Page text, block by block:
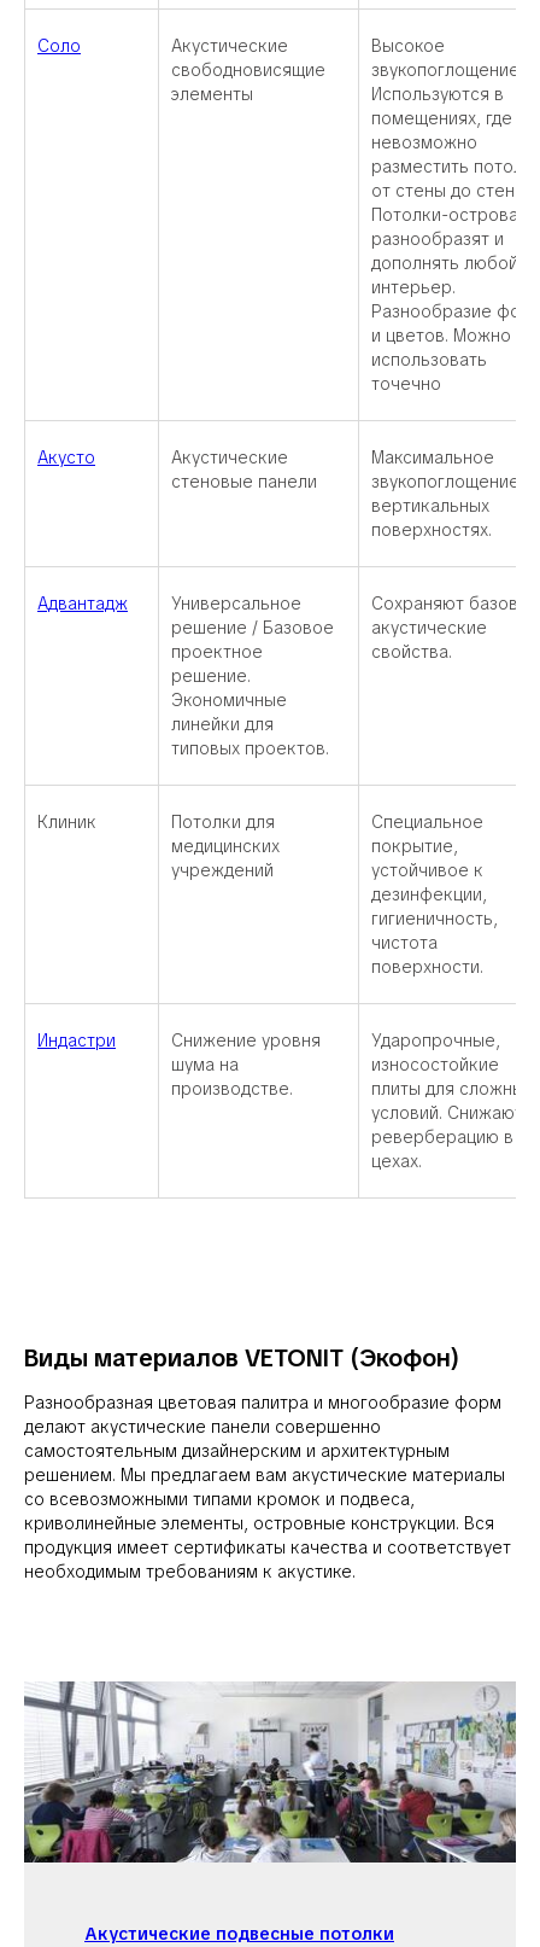
Соло
Акустические
свободновисящие
элементы
Высокое
звукопоглощение.
Используются в
помещениях, где
невозможно
разместить
от стены до стены.
Потолки-острова
разнообразят и
дополнять любой
интерьер.
Разнообразие
и цветов. Можно
использовать
точечно
Акусто
Акустические
стеновые панели
Максимальное
звукопоглощение
вертикальных
поверхностях.
Адвантадж
Универсальное
решение / Базовое
проектное
решение.
Экономичные
линейки для
типовых проектов.
Сохраняют базовые
акустические
свойства.
Клиник
Потолки для
медицинских
учреждений
Специальное
покрытие,
устойчивое к
дезинфекции,
гигиеничность,
чистота
поверхности.
Индастри
Снижение уровня
шума на
производстве.
Ударопрочные,
износостойкие
плиты для сложных
условий. Снижают
реверберацию в
цехах.
Виды материалов VETONIT (Экофон)
Разнообразная цветовая палитра и многообразие форм
делают акустические панели совершенно
самостоятельным дизайнерским и архитектурным
решением. Мы предлагаем вам акустические материалы
со всевозможными типами кромок и подвеса,
криволинейные элементы, островные конструкции. Вся
продукция имеет сертификаты качества и соответствует
необходимым требованиям к акустике.
Акустические подвесные потолки